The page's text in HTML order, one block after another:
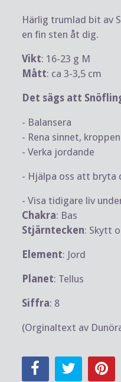
Härlig trumlad bit av
en fin sten åt dig.
Vikt: 16-23 g M
Mått: ca 3-3,5 cm
Det sägs att
- Balansera
- Rena sinnet,
- Verka jordande
- Hjälpa oss att bryta
- Visa tidigare liv
Chakra: Bas
Stjärntecken: Skytt
Element: Jord
Planet: Tellus
Siffra: 8
(Orginaltext av